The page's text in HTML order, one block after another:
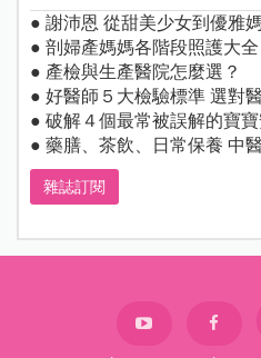
● 謝沛恩 從甜美少女到優雅
● 剖婦產媽媽各階段照護大全
● 產檢與生產醫院怎麼選？
● 好醫師５大檢驗標準 選對
● 破解４個最常被誤解的寶
● 藥膳、茶飲、日常保養 中
雜誌訂閱